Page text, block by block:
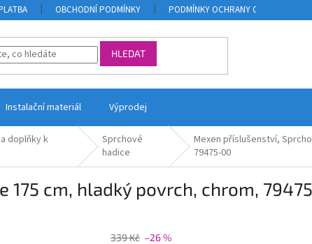
OBCHODNÍ PODMÍNKY PODMÍNKY OCHRANY OSOBNÍCH
HLEDAT
Instalační materiál Výprodej
doplňky k
Sprchové
hadice
Mexen příslušenství,
79475-00
cm, hladký povrch, chrom,
339 Kč –26 %